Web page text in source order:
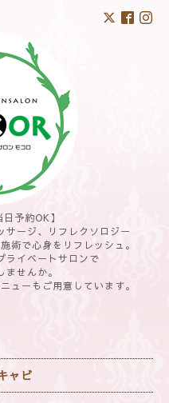
予約OK】
サージ、リフレクソロジー
術で心身をリフレッシュ。
ライベートサロンで
ませんか。
ューもご用意しています。
ャビ